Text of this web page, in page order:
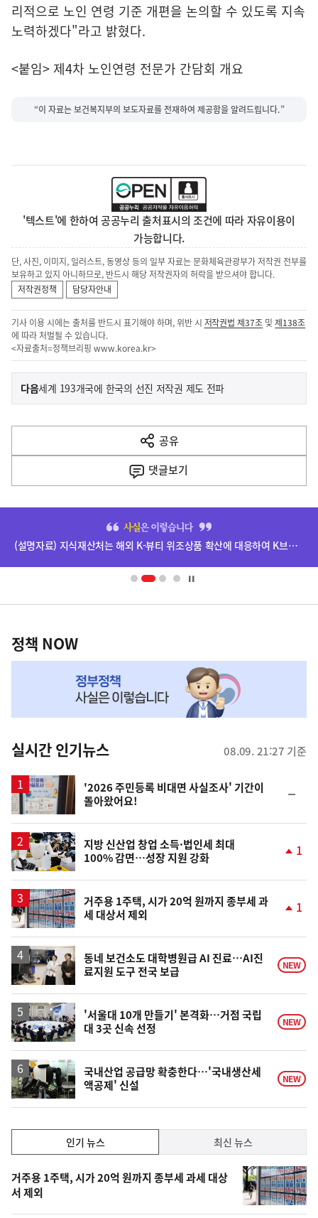
리적으로 노인 연령 기준 개편을 논의할 수 있도록 지속
노력하겠다"라고 밝혔다.
<붙임> 제4차 노인연령 전문가 간담회 개요
“이 자료는 보건복지부의 보도자료를 전재하여 제공함을 알려드립니다.”
'텍스트'에 한하여 공공누리 출처표시의 조건에 따라 자유이용이
가능합니다.
단, 사진, 이미지, 일러스트, 동영상 등의 일부 자료는 문화체육관광부가 저작권 전부를
보유하고 있지 아니하므로, 반드시 해당 저작권자의 허락을 받으셔야 합니다.
저작권정책
담당자안내
기사 이용 시에는 출처를 반드시 표기해야 하며, 위반 시 저작권법 제37조 및제138조
에 따라 처벌될 수 있습니다.
<자료출처=정책브리핑 www.korea.kr>
이
전
다
음
다음기
사
세계 193개국에 한국의 선진 저작권 제도 전파
공유
열
기
댓글보기
영
(설명자료) 지식재산처는 해외 K-뷰티 위조상품 확산에 대응하여 K브랜드 정부인증, 유통차단, 국제공조까지 K-브랜드 보호를 강화하고 있습니다.
책
NOW,
뉴
스
정책 NOW
실시간 인기뉴스 08.09. 21:27 기준
'2026 주민등록 비대면 사실조사' 기간이
돌아왔어요!
일
지방 신산업 창업 소득·법인세 최대
100% 감면…성장 지원 강화
상
1
거주용 1주택, 시가 20억 원까지 종부세 과
세 대상서 제외
상
승
1
동네 보건소도 대학병원급 AI 진료…AI진
료지원 도구 전국 보급
NEW
'서울대 10개 만들기' 본격화…거점 국립
대 3곳 신속 선정
NEW
국내산업 공급망 확충한다…'국내생산세
액공제' 신설
NEW
기,
최
신,
인기 뉴스 최신 뉴스
기
뉴
스
거주용 1주택, 시가 20억 원까지 종부세 과세 대상
서 제외